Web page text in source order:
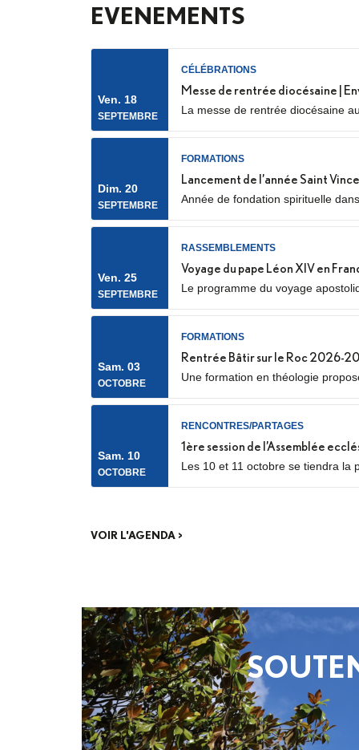
EVENEMENTS
Ven. 18
SEPTEMBRE
CÉLÉBRATIONS
Messe de rentrée diocésaine |
La messe de rentrée diocésaine
Dim. 20
SEPTEMBRE
FORMATIONS
Lancement de l’année Saint
Année de fondation spirituelle
Ven. 25
SEPTEMBRE
RASSEMBLEMENTS
Voyage du pape Léon XIV en
Le programme du voyage
Sam. 03
OCTOBRE
FORMATIONS
Rentrée Bâtir sur le Roc 2026-
Une formation en théologie
Sam. 10
OCTOBRE
RENCONTRES/PARTAGES
1ère session de l’Assemblée
Les 10 et 11 octobre se tiendra la
VOIR L'AGENDA >